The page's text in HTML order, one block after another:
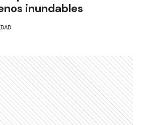
inundables